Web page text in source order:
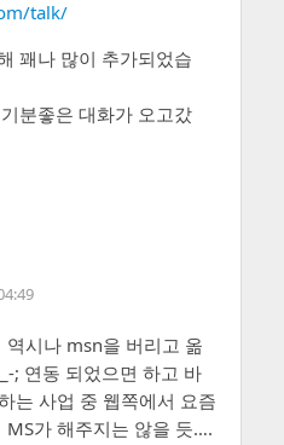
talk/
꽤나 많이 추가되었습
분좋은 대화가 오고갔
시나 msn을 버리고 옮
; 연동 되었으면 하고 바
는 사업 중 웹쪽에서 요즘
MS가 해주지는 않을 듯….